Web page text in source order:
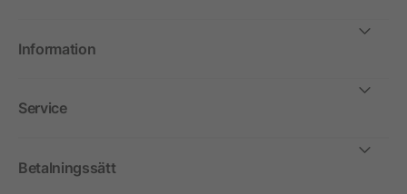
Information
Service
Betalningssätt